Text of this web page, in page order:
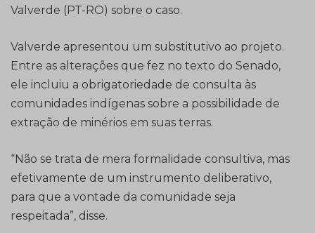
Valverde (PT-RO) sobre o caso.
Valverde apresentou um substitutivo ao projeto.
Entre as alterações que fez no texto do Senado,
ele incluiu a obrigatoriedade de consulta às
comunidades indígenas sobre a possibilidade de
extração de minérios em suas terras.
“Não se trata de mera formalidade consultiva, mas
efetivamente de um instrumento deliberativo,
para que a vontade da comunidade seja
respeitada”, disse.